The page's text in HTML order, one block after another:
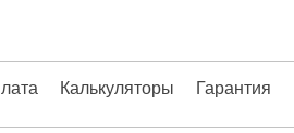
Калькуляторы Гарантия